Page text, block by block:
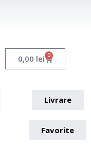
0,00 lei 0 Cart
Livrare
Favorite